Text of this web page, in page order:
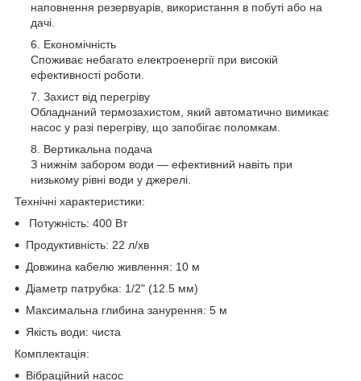
наповнення резервуарів, використання в побуті або на
дачі.
Економічність
Споживає небагато електроенергії при високій
ефективності роботи.
Захист від перегріву
Обладнаний термозахистом, який автоматично вимикає
насос у разі перегріву, що запобігає поломкам.
Вертикальна подача
З нижнім забором води — ефективний навіть при
низькому рівні води у джерелі.
Технічні характеристики:
Потужність: 400 Вт
Продуктивність: 22 л/хв
Довжина кабелю живлення: 10 м
Діаметр патрубка: 1/2" (12.5 мм)
Максимальна глибина занурення: 5 м
Якість води: чиста
Комплектація:
Вібраційний насос